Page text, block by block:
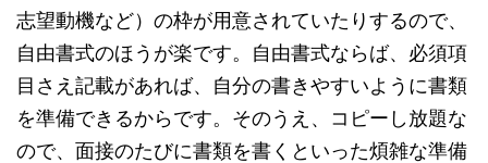
志望動機など）の枠が用意されていたりするので、
自由書式のほうが楽です。自由書式ならば、必須項
目さえ記載があれば、自分の書きやすいように書類
を準備できるからです。そのうえ、コピーし放題な
ので、面接のたびに書類を書くといった煩雑な準備